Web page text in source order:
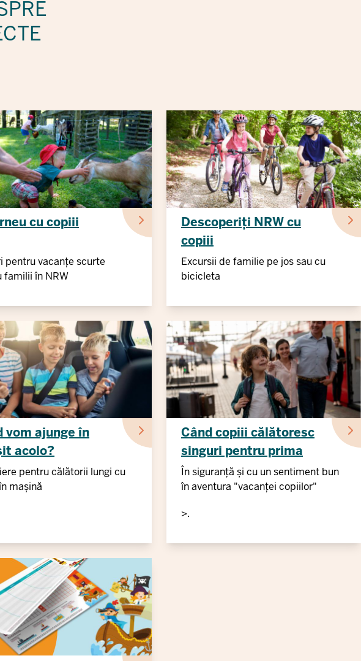
cu copiii
pentru vacanțe scurte
familii în NRW
Descoperiți NRW cu
copiii
Excursii de familie pe jos sau cu
bicicleta
vom ajunge în
acolo?
pentru călătorii lungi cu
mașină
Când copiii călătoresc
singuri pentru prima
dată
În siguranță și cu un sentiment bun
în aventura "vacanței copiilor"
>.